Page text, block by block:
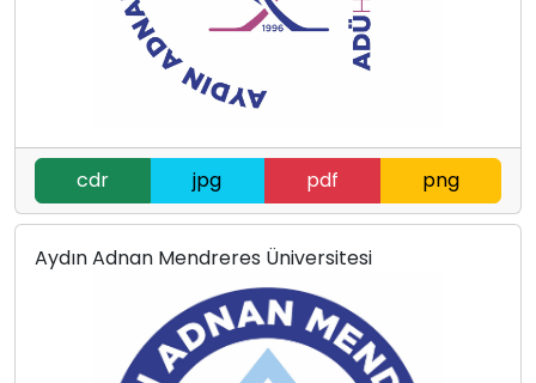
cdr jpg pdf png
Aydın Adnan Mendreres Üniversitesi